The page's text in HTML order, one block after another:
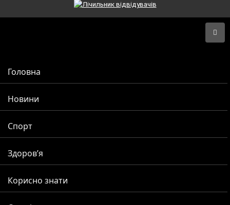
Головна
Новини
Спорт
Здоров’я
Корисно знати